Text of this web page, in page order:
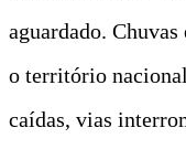
aguardado.
o território
caídas, vias